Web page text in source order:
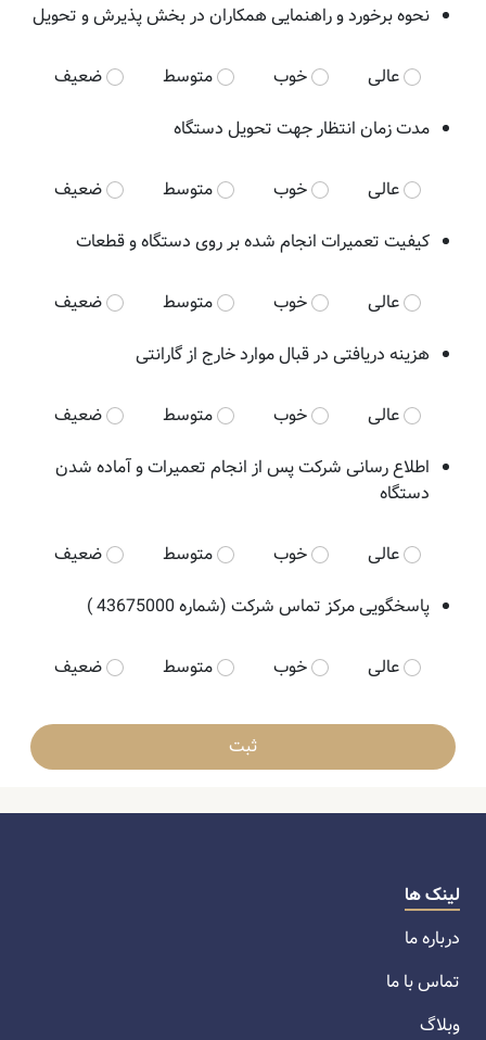
نحوه برخورد و راهنمایی همکاران در بخش پذیرش و تحویل
عالی خوب متوسط
ضعیف
مدت زمان انتظار جهت تحویل دستگاه
عالی خوب متوسط
ضعیف
کیفیت تعمیرات انجام شده بر روی دستگاه و قطعات
عالی خوب متوسط
ضعیف
هزینه دریافتی در قبال موارد خارج از گارانتی
عالی خوب متوسط
ضعیف
اطلاع رسانی شرکت پس از انجام تعمیرات و آماده شدن
دستگاه
عالی خوب متوسط
ضعیف
پاسخگویی مرکز تماس شرکت (شماره 43675000 )
عالی خوب متوسط ضعیف
ثبت
لینک ها
درباره ما
تماس با ما
وبلاگ